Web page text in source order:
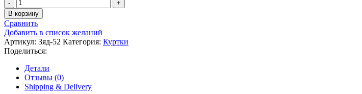
В корзину
Сравнить
Добавить в список желаний
Артикул: Зяд-52 Категория: Куртки
Поделиться:
Детали
Отзывы (0)
Shipping & Delivery